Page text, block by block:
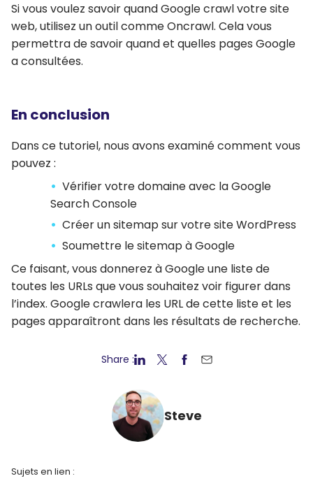
Si vous voulez savoir quand Google crawl votre site
web, utilisez un outil comme Oncrawl. Cela vous
permettra de savoir quand et quelles pages Google
a consultées.
En conclusion
Dans ce tutoriel, nous avons examiné comment vous
pouvez :
Vérifier votre domaine avec la Google
Search Console
Créer un sitemap sur votre site WordPress
Soumettre le sitemap à Google
Ce faisant, vous donnerez à Google une liste de
toutes les URLs que vous souhaitez voir figurer dans
l’index. Google crawlera les URL de cette liste et les
pages apparaîtront dans les résultats de recherche.
Share :
Steve
Sujets en lien :